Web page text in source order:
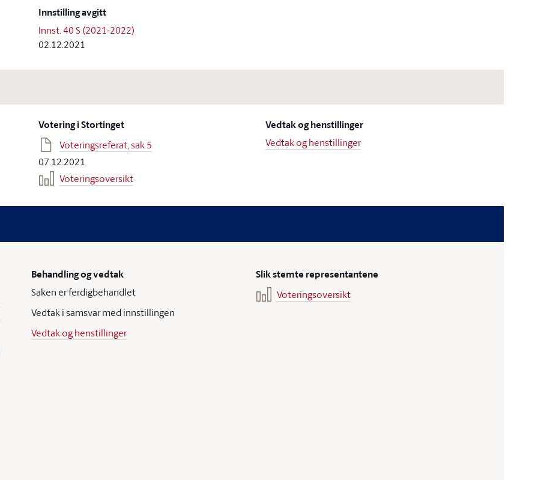
Innstilling avgitt
Innst. 40 S (2021-2022)
02.12.2021
Votering i Stortinget
Voteringsreferat, sak 5
07.12.2021
Voteringsoversikt
Vedtak og henstillinger
Vedtak og henstillinger
Behandling og vedtak
Saken er ferdigbehandlet
Vedtak i samsvar med innstillingen
Vedtak og henstillinger
Slik stemte representantene
Voteringsoversikt